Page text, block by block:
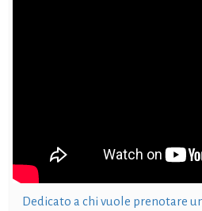
Dedicato a chi vuole prenotare